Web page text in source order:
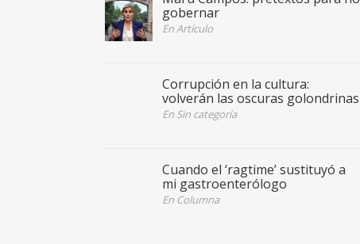
gobernar
En Artículo
Corrupción en la cultura:
volverán las oscuras golondrinas
En Sin categoría
Cuando el ‘ragtime’ sustituyó a
mi gastroenterólogo
En Columna